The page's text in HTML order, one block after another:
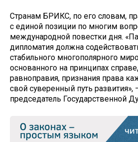
Странам БРИКС, по его словам,
с единой позиции по многим
международной повестки дня.
дипломатия должна
стабильного многополярного
основанного на принципах
равноправия, признания права
свой суверенный путь развития»,
председатель Государственной